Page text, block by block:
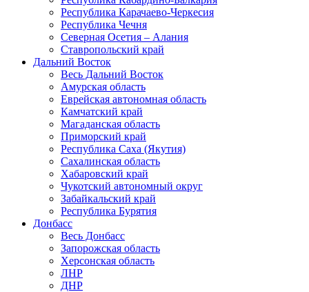
Республика Карачаево-Черкесия
Республика Чечня
Северная Осетия – Алания
Ставропольский край
Дальний Восток
Весь Дальний Восток
Амурская область
Еврейская автономная область
Камчатский край
Магаданская область
Приморский край
Республика Саха (Якутия)
Сахалинская область
Хабаровский край
Чукотский автономный округ
Забайкальский край
Республика Бурятия
Донбасс
Весь Донбасс
Запорожская область
Херсонская область
ЛНР
ДНР